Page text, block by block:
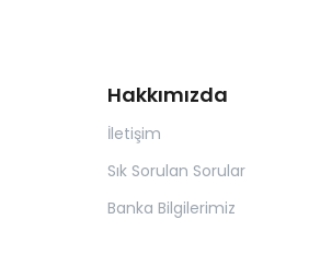
Hakkımızda
İletişim
Sık Sorulan Sorular
Banka Bilgilerimiz